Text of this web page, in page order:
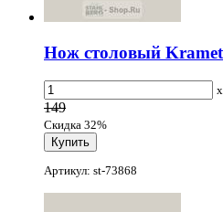
Нож столовый
x
149
Скидка 32%
Артикул: st-73868